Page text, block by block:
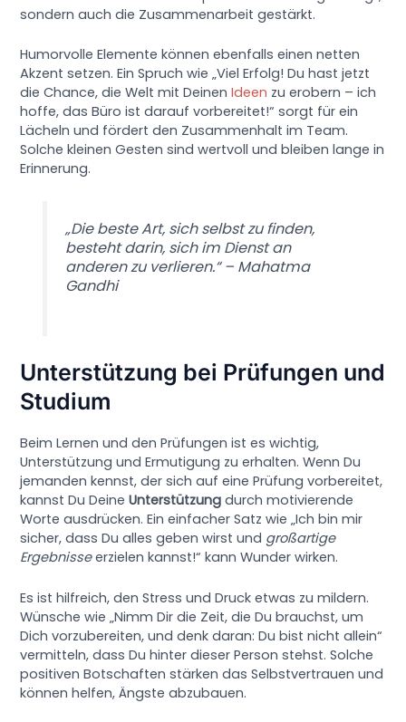
sondern auch die Zusammenarbeit gestärkt.
Humorvolle Elemente können ebenfalls einen netten
Akzent setzen. Ein Spruch wie „Viel Erfolg! Du hast jetzt
die Chance, die Welt mit DeinenIdeen zu erobern – ich
hoffe, das Büro ist darauf vorbereitet!“ sorgt für ein
Lächeln und fördert den Zusammenhalt im Team.
Solche kleinen Gesten sind wertvoll und bleiben lange in
Erinnerung.
„Die beste Art, sich selbst zu finden,
besteht darin, sich im Dienst an
anderen zu verlieren.“ – Mahatma
Gandhi
Unterstützung bei Prüfungen und
Studium
Beim Lernen und den Prüfungen ist es wichtig,
Unterstützung und Ermutigung zu erhalten. Wenn Du
jemanden kennst, der sich auf eine Prüfung vorbereitet,
kannst Du DeineUnterstützung durch motivierende
Worte ausdrücken. Ein einfacher Satz wie „Ich bin mir
sicher, dass Du alles geben wirst und großartige
Ergebnisseerzielen kannst!“ kann Wunder wirken.
Es ist hilfreich, den Stress und Druck etwas zu mildern.
Wünsche wie „Nimm Dir die Zeit, die Du brauchst, um
Dich vorzubereiten, und denk daran: Du bist nicht allein“
vermitteln, dass Du hinter dieser Person stehst. Solche
positiven Botschaften stärken das Selbstvertrauen und
können helfen, Ängste abzubauen.